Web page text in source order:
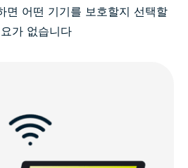
객의 평가
면 어떤 기기를 보호할지 선택할
가 없습니다